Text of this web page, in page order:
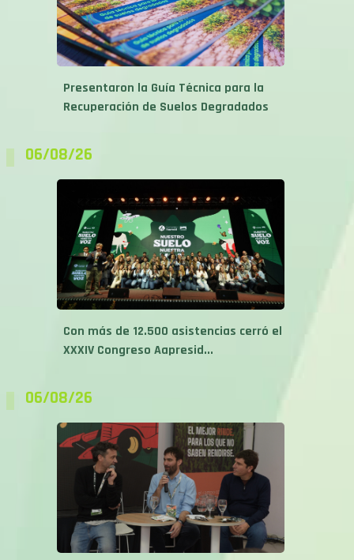
Presentaron la Guía Técnica para la
Recuperación de Suelos Degradados
06/08/26
Con más de 12.500 asistencias cerró el
XXXIV Congreso Aapresid...
06/08/26